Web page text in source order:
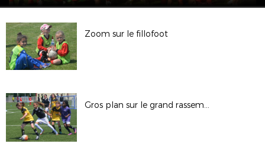
Zoom sur le fillofoot
Gros plan sur le grand rassemblement fillofoot